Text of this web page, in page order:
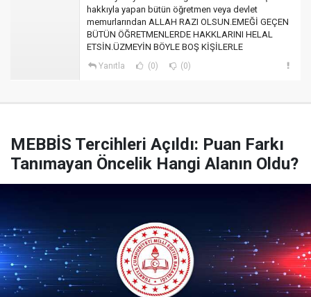
hakkıyla yapan bütün öğretmen veya devlet
memurlarından ALLAH RAZI OLSUN.EMEĞİ GEÇEN
BÜTÜN ÖĞRETMENLERDE HAKKLARINI HELAL
ETSİN.ÜZMEYİN BÖYLE BOŞ KİŞİLERLE
Yanıtla (0) (0)
MEBBİS Tercihleri Açıldı: Puan Farkı
Tanımayan Öncelik Hangi Alanın Oldu?